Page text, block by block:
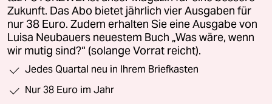
Zukunft. Das Abo bietet jährlich vier Ausgaben für
nur 38 Euro. Zudem erhalten Sie eine Ausgabe von
Luisa Neubauers neuestem Buch „Was wäre, wenn
wir mutig sind?“ (solange Vorrat reicht).
Jedes Quartal neu in Ihrem Briefkasten
Nur 38 Euro im Jahr